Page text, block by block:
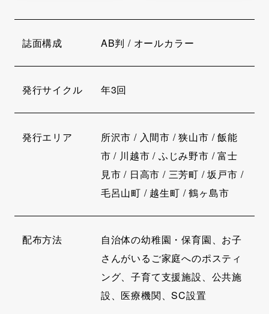
誌面構成 AB判 / オールカラー
発行サイクル 年3回
発行エリア
所沢市 / 入間市 / 狭山市 / 飯能
市 / 川越市 / ふじみ野市 / 富士
見市 / 日高市 / 三芳町 / 坂戸市 /
毛呂山町 / 越生町 / 鶴ヶ島市
配布方法
自治体の幼稚園・保育園、お子
さんがいるご家庭へのポスティ
ング、子育て支援施設、公共施
設、医療機関、SC設置